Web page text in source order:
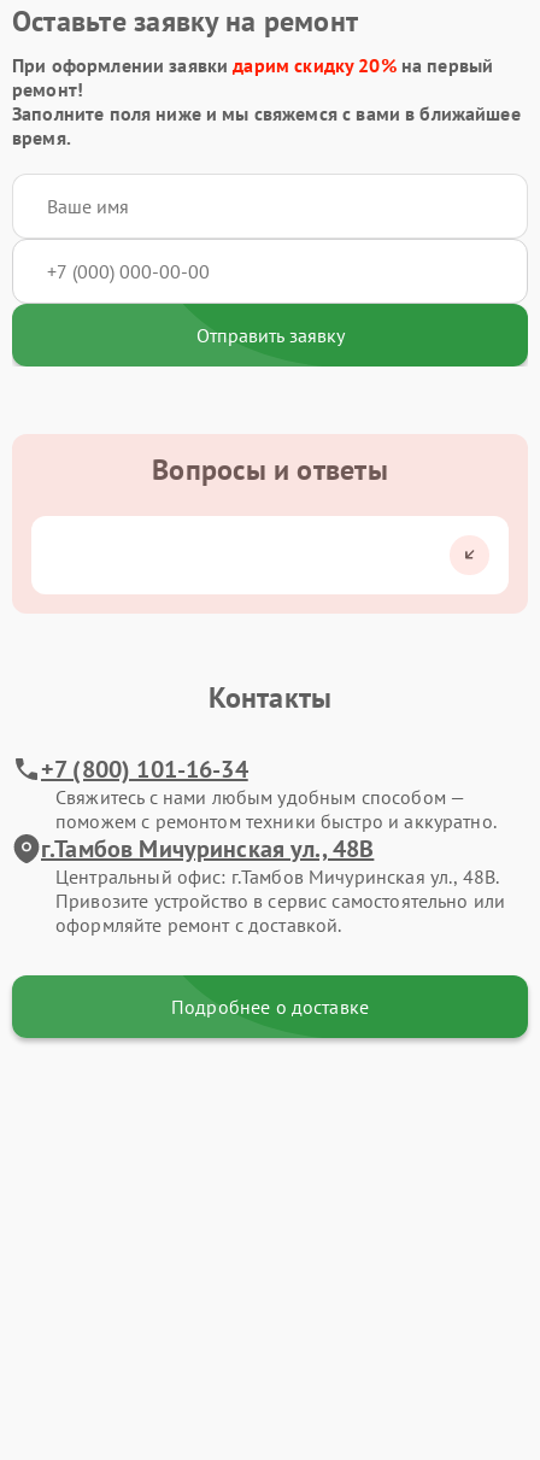
Оставьте заявку на ремонт
При оформлении заявкидарим скидку 20%на первый
ремонт!
Заполните поля ниже и мы свяжемся с вами в ближайшее
время.
Отправить заявку
Вопросы и ответы
Контакты
+7 (800) 101-16-34
Свяжитесь с нами любым удобным способом —
поможем с ремонтом техники быстро и аккуратно.
г.Тамбов Мичуринская ул., 48В
Центральный офис: г.Тамбов Мичуринская ул., 48В.
Привозите устройство в сервис самостоятельно или
оформляйте ремонт с доставкой.
Подробнее о доставке